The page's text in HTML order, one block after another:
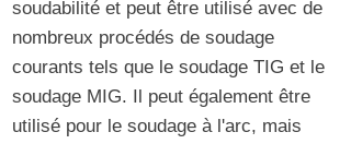
soudabilité et peut être utilisé avec de
nombreux procédés de soudage
courants tels que le soudage TIG et le
soudage MIG. Il peut également être
utilisé pour le soudage à l'arc, mais